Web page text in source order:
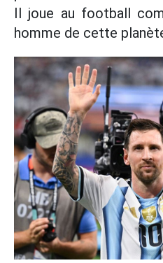
Il joue au football
homme de cette